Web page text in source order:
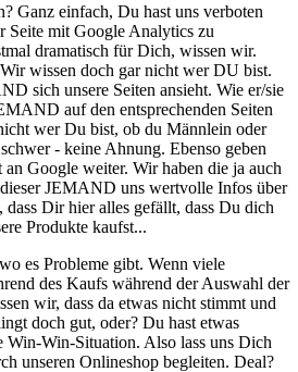
Ganz einfach, Du hast uns verboten
Seite mit Google Analytics zu
dramatisch für Dich, wissen wir.
wissen doch gar nicht wer DU bist.
sich unsere Seiten ansieht. Wie er/sie
auf den entsprechenden Seiten
wer Du bist, ob du Männlein oder
- keine Ahnung. Ebenso geben
Google weiter. Wir haben die ja auch
JEMAND uns wertvolle Infos über
dass Dir hier alles gefällt, dass Du dich
Produkte kaufst...
es Probleme gibt. Wenn viele
des Kaufs während der Auswahl der
wir, dass da etwas nicht stimmt und
doch gut, oder? Du hast etwas
Win-Win-Situation. Also lass uns Dich
unseren Onlineshop begleiten. Deal?